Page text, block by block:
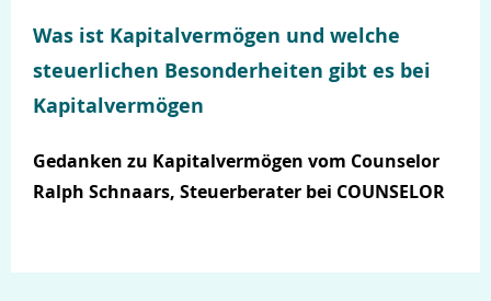
Was ist Kapitalvermögen und welche
steuerlichen Besonderheiten gibt es bei
Kapitalvermögen
Gedanken zu Kapitalvermögen vom Counselor
Ralph Schnaars, Steuerberater bei COUNSELOR